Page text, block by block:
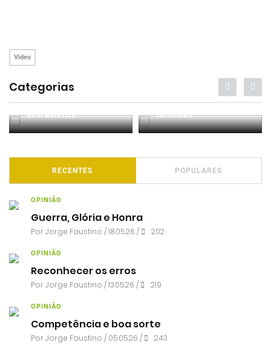
Vídeo
Categorias
Entrevistas Análises
RECENTES POPULARES
OPINIÃO
Guerra, Glória e Honra
PorJorge Faustino / 18.05.26 / 202
OPINIÃO
Reconhecer os erros
PorJorge Faustino / 13.05.26 / 219
OPINIÃO
Competência e boa sorte
PorJorge Faustino / 05.05.26 / 243